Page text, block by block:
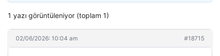
1 yazı görüntüleniyor (toplam 1)
02/06/2026: 10:04 am #18715